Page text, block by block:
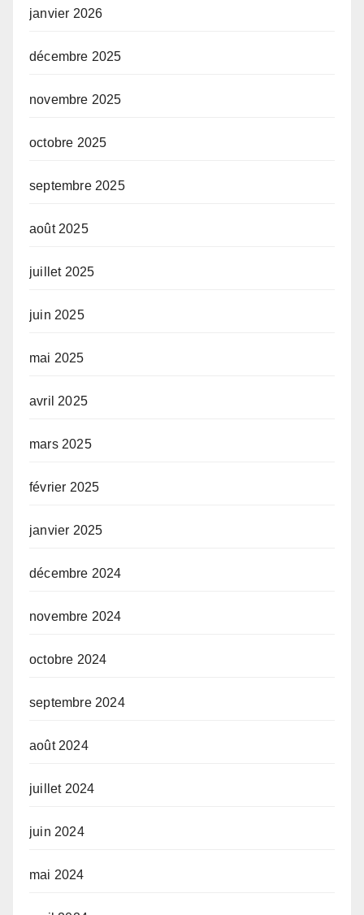
janvier 2026
décembre 2025
novembre 2025
octobre 2025
septembre 2025
août 2025
juillet 2025
juin 2025
mai 2025
avril 2025
mars 2025
février 2025
janvier 2025
décembre 2024
novembre 2024
octobre 2024
septembre 2024
août 2024
juillet 2024
juin 2024
mai 2024